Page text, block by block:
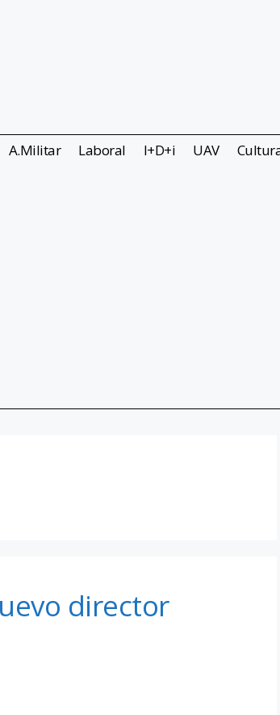
A.Militar Laboral I+D+i UAV
director